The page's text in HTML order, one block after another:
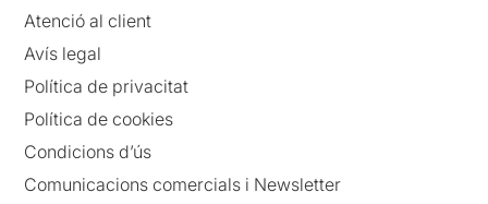
Atenció al client
Avís legal
Política de privacitat
Política de cookies
Condicions d’ús
Comunicacions comercials i Newsletter